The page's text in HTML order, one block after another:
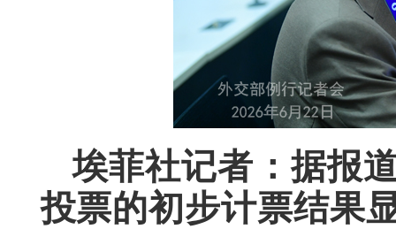
埃菲社记者：据报
投票的初步计票结果